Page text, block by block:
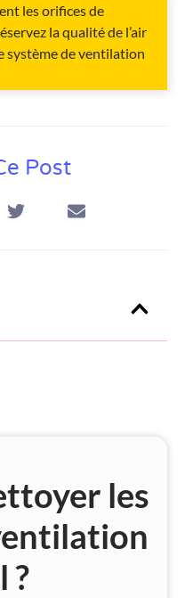
les orifices de
la qualité de l’air
système de ventilation
Post
les
?